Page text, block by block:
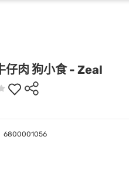
仔肉 狗小食 - Zeal
6800001056